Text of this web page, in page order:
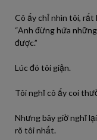
Cô ấy chỉ nhìn tôi, rất
“Anh đừng hứa
được.”
Lúc đó tôi giận.
Tôi nghĩ cô ấy coi
Nhưng bây giờ nghĩ
rõ tôi nhất.